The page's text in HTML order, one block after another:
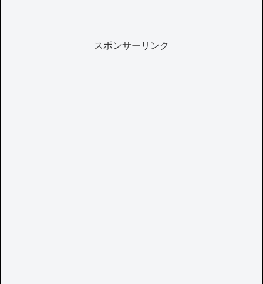
スポンサーリンク